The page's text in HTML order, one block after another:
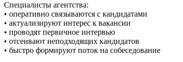
Специалисты агентства:
• оперативно связываются с кандидатами
• актуализируют интерес к вакансии
• проводят первичное интервью
• отсеивают неподходящих кандидатов
• быстро формируют поток на собеседование